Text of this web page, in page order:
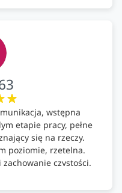
wstępna
etapie pracy, pełne
się na rzeczy.
poziomie, rzetelna.
czystości.